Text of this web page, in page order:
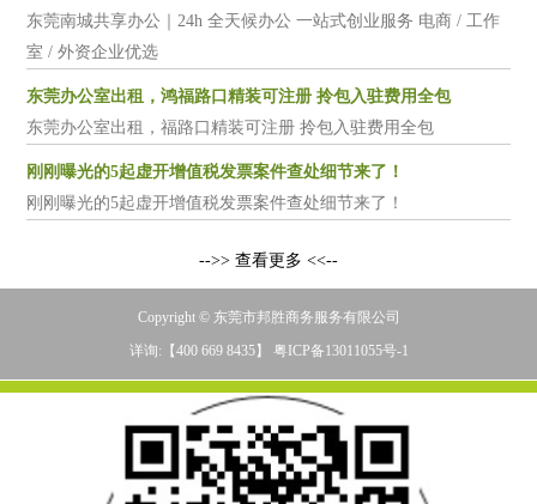
东莞南城共享办公｜24h 全天候办公 一站式创业服务 电商 / 工作
室 / 外资企业优选
东莞办公室出租，鸿福路口精装可注册 拎包入驻费用全包
东莞办公室出租，福路口精装可注册 拎包入驻费用全包
刚刚曝光的5起虚开增值税发票案件查处细节来了！
刚刚曝光的5起虚开增值税发票案件查处细节来了！
-->> 查看更多 <<--
Copyright © 东莞市邦胜商务服务有限公司
详询:【400 669 8435】 粤ICP备13011055号-1